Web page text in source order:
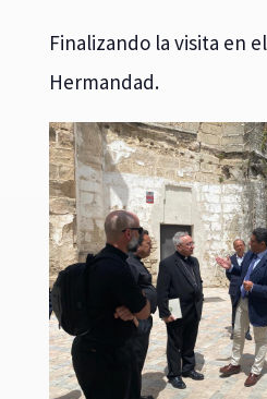
Finalizando la visita en
Hermandad.